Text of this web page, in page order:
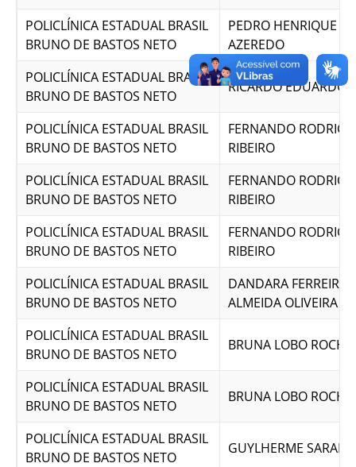
POLICLÍNICA ESTADUAL BRASIL
BRUNO DE BASTOS NETO
PEDRO HENRIQUE
AZEREDO
POLICLÍNICA ESTADUAL BRASIL
BRUNO DE BASTOS NETO
RICARDO EDUARDO
POLICLÍNICA ESTADUAL BRASIL
BRUNO DE BASTOS NETO
FERNANDO
RIBEIRO
POLICLÍNICA ESTADUAL BRASIL
BRUNO DE BASTOS NETO
FERNANDO
RIBEIRO
POLICLÍNICA ESTADUAL BRASIL
BRUNO DE BASTOS NETO
FERNANDO
RIBEIRO
POLICLÍNICA ESTADUAL BRASIL
BRUNO DE BASTOS NETO
DANDARA FERREIRA
ALMEIDA OLIVEIRA
POLICLÍNICA ESTADUAL BRASIL
BRUNO DE BASTOS NETO
BRUNA LOBO ROCHA
POLICLÍNICA ESTADUAL BRASIL
BRUNO DE BASTOS NETO
BRUNA LOBO ROCHA
POLICLÍNICA ESTADUAL BRASIL
BRUNO DE BASTOS NETO
GUYLHERME SARAIVA